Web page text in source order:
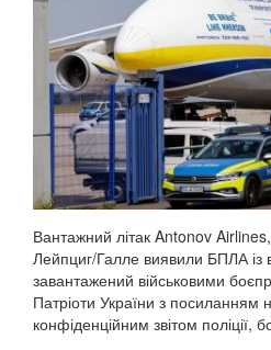
Вантажний літак Antonov
Лейпциг/Галле виявили БПЛА із
завантажений військовими
Патріоти України з посиланням
конфіденційним звітом поліції,